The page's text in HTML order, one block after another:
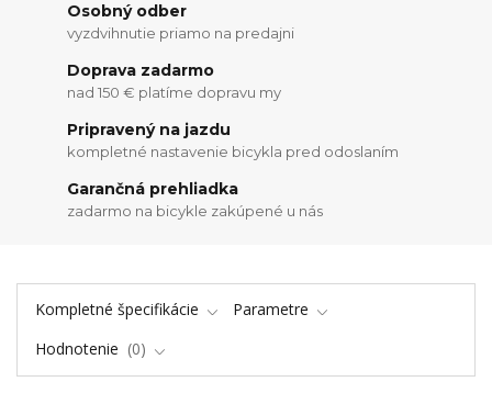
Osobný odber
vyzdvihnutie priamo na predajni
Doprava zadarmo
nad 150 € platíme dopravu my
Pripravený na jazdu
kompletné nastavenie bicykla pred odoslaním
Garančná prehliadka
zadarmo na bicykle zakúpené u nás
Kompletné špecifikácie
Parametre
Hodnotenie
0